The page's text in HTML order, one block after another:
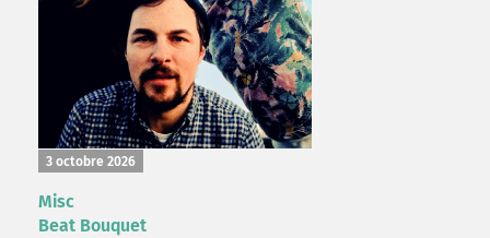
3 octobre 2026
Misc
Beat Bouquet